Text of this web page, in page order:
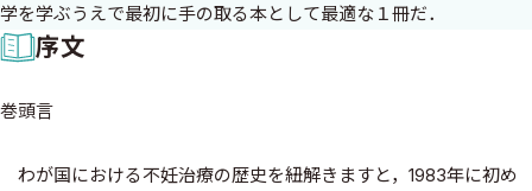
学を学ぶうえで最初に手の取る本として最適な１冊だ．
序文
巻頭言
わが国における不妊治療の歴史を紐解きますと，1983年に初め